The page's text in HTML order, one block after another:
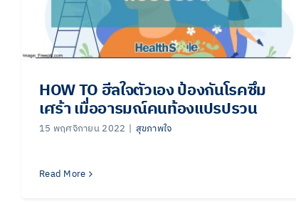
HOW TO ฮีลใจตัวเอง ป้องกันโรคซึม
เศร้า เมื่ออารมณ์คนท้องแปรปรวน
15 พฤศจิกายน 2022 | สุขภาพใจ
Read More